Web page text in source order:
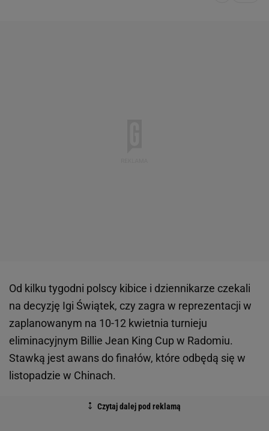
Od kilku tygodni polscy kibice i dziennikarze czekali
na decyzję Igi Świątek, czy zagra w reprezentacji w
zaplanowanym na 10-12 kwietnia turnieju
eliminacyjnym Billie Jean King Cup w Radomiu.
Stawką jest awans do finałów, które odbędą się w
listopadzie w Chinach.